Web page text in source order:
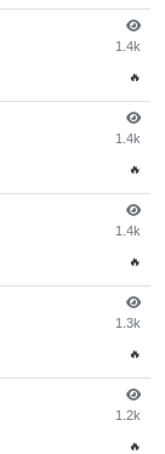
1.4k
🔥
1.4k
🔥
1.4k
🔥
1.3k
🔥
1.2k
🔥